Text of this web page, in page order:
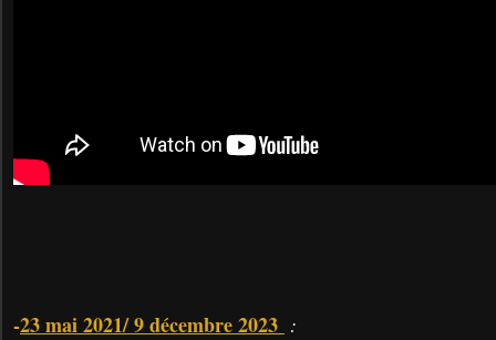
-23 mai 2021/ 9 décembre 2023 :